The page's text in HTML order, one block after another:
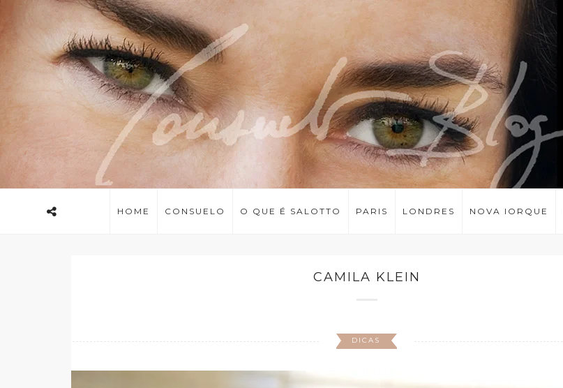
HOME CONSUELO O QUE É SALOTTO PARIS LONDRES NOVA IORQUE
CAMILA KLEIN
DICAS